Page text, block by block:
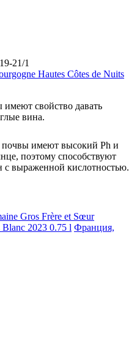
21/1
свойство давать
вина.
почвы имеют высокий Ph и
поэтому способствуют
с выраженной кислотностью.
Gros Frère et Sœur
Blanc 2023 0.75 l Франция,